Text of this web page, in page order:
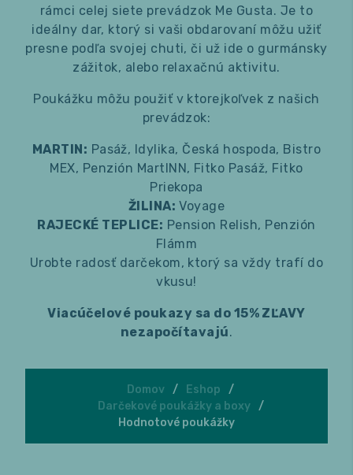
Vhodná na espresso
Vhodná na filter
Kávové špeciály
Plechovkové kávy
Výhodné balenie
Výberová káva
Balené čaje
Čierny čaj
Zelený čaj
Ovocný čaj
Bylinný čaj
Biely čaj
Matcha
Sirupy do kávy a domáce sirupy
FIT ovocné pyré
Kávové príslušenstvo
Čajové príslušenstvo
Čistiace prostriedky
Šálky Idylika
Tyčinky a koláčiky
Orechy a sušené ovocie
Orechové maslá
Pečieme
Cestoviny
Omáčky
Starostlivosť spojená s prírodou
Vonné tyčinky
Darčekové boxy
Ubytovanie a kúpele
Hodnotové poukážky
rámci celej siete prevádzok Me Gusta. Je to
ideálny dar, ktorý si vaši obdarovaní môžu užiť
presne podľa svojej chuti, či už ide o gurmánsky
zážitok, alebo relaxačnú aktivitu.
Poukážku môžu použiť v ktorejkoľvek z našich
prevádzok:
MARTIN: Pasáž, Idylika, Česká hospoda, Bistro
MEX, Penzión MartINN, Fitko Pasáž, Fitko
Priekopa
ŽILINA: Voyage
RAJECKÉ TEPLICE: Pension Relish, Penzión
Flámm
Urobte radosť darčekom, ktorý sa vždy trafí do
vkusu!
Viacúčelové poukazy sa do 15% ZĽAVY
nezapočítavajú.
Domov
Eshop
Darčekové poukážky a boxy
Hodnotové poukážky